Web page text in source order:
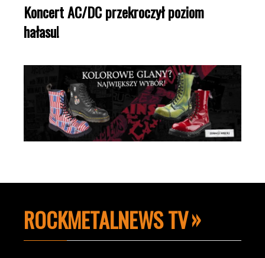
Koncert AC/DC przekroczył poziom
hałasu!
ROCKMETALNEWS TV